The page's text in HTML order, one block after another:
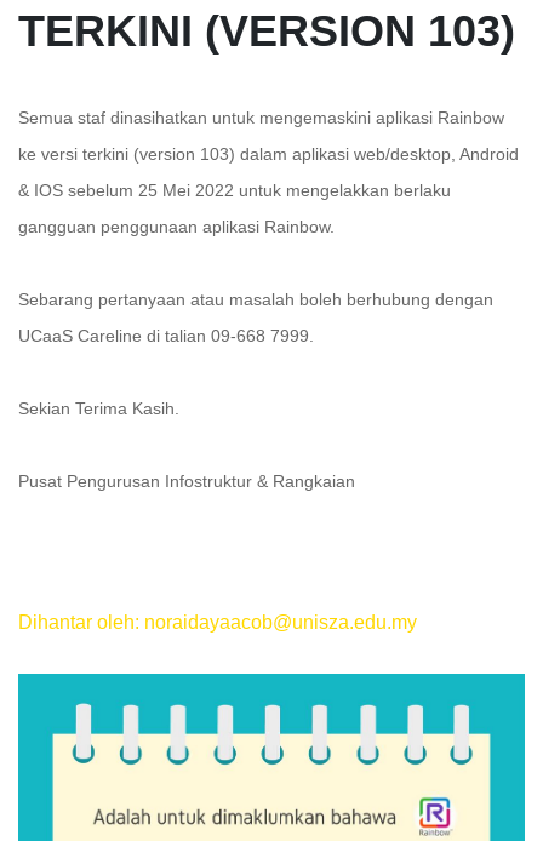
TERKINI (VERSION 103)
Semua staf dinasihatkan untuk mengemaskini aplikasi Rainbow
ke versi terkini (version 103) dalam aplikasi web/desktop, Android
& IOS sebelum 25 Mei 2022 untuk mengelakkan berlaku
gangguan penggunaan aplikasi Rainbow.
Sebarang pertanyaan atau masalah boleh berhubung dengan
UCaaS Careline di talian 09-668 7999.
Sekian Terima Kasih.
Pusat Pengurusan Infostruktur & Rangkaian
Dihantar oleh: noraidayaacob@unisza.edu.my